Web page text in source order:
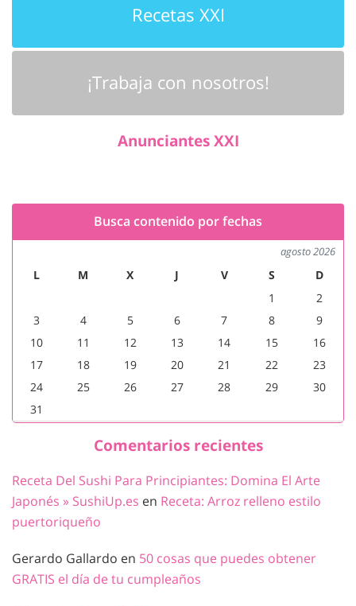
Recetas XXI
¡Trabaja con nosotros!
Anunciantes XXI
Busca contenido por fechas
agosto 2026
L M X J V S
D
1
2
3
4 5 6 7 8
9
10
11 12 13 14 15
16
17
18 19 20 21 22
23
24
25 26 27 28 29
30
31
Comentarios recientes
Receta Del Sushi Para Principiantes: Domina El Arte
Japonés » SushiUp.es en Receta: Arroz relleno estilo
puertoriqueño
Gerardo Gallardo en 50 cosas que puedes obtener
GRATIS el día de tu cumpleaños